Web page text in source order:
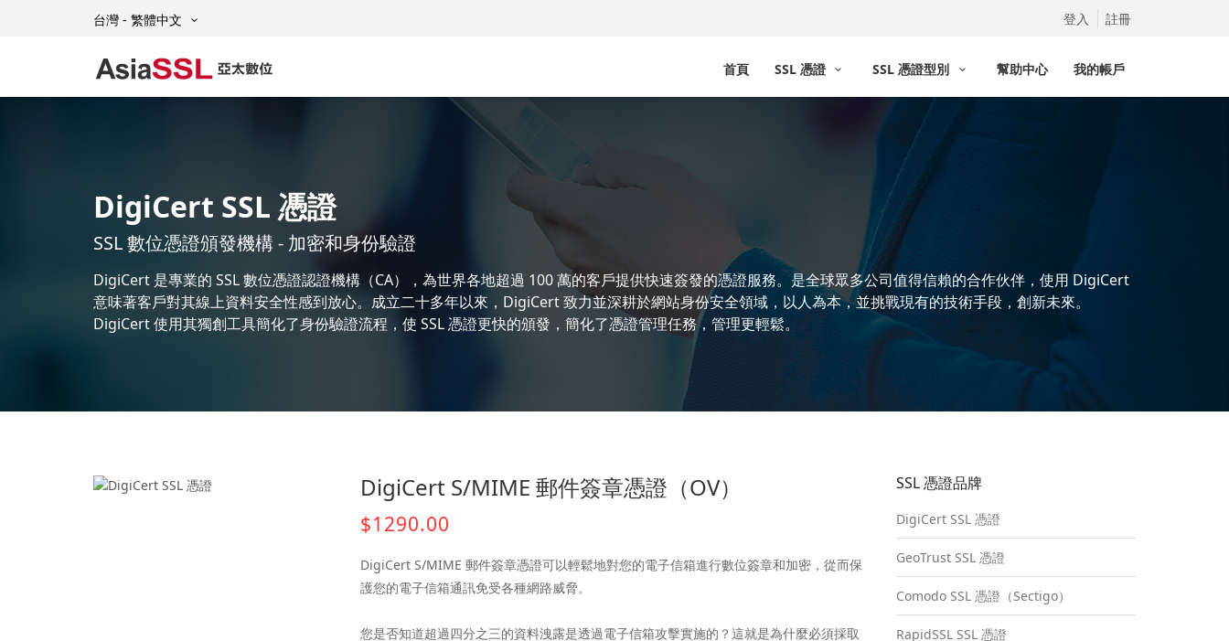
台灣 - 繁體中文 登入 註冊
首頁 SSL 憑證 SSL 憑證型別 幫助中心 我的帳戶
DigiCert SSL 憑證
SSL 數位憑證頒發機構 - 加密和身份驗證
DigiCert 是專業的 SSL 數位憑證認證機構（CA），為世界各地超過 100 萬的客戶提供快速簽發的憑證服務。是全球眾多公司值得信賴的合作伙伴，使用 DigiCert
意味著客戶對其線上資料安全性感到放心。成立二十多年以來，DigiCert 致力並深耕於網站身份安全領域，以人為本，並挑戰現有的技術手段，創新未來。
DigiCert 使用其獨創工具簡化了身份驗證流程，使 SSL 憑證更快的頒發，簡化了憑證管理任務，管理更輕鬆。
DigiCert S/MIME 郵件簽章憑證（OV）
$1290.00
DigiCert S/MIME 郵件簽章憑證可以輕鬆地對您的電子信箱進行數位簽章和加密，從而保
護您的電子信箱通訊免受各種網路威脅。
您是否知道超過四分之三的資料洩露是透過電子信箱攻擊實施的？這就是為什麼必須採取
SSL 憑證品牌
DigiCert SSL 憑證
GeoTrust SSL 憑證
Comodo SSL 憑證（Sectigo）
RapidSSL SSL 憑證